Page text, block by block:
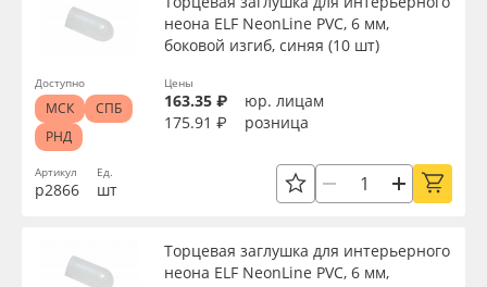
Артикул
р2866
неона ELF NeonLine PVC, 6 мм,
боковой изгиб, синяя (10 шт)
Ед.
шт
Цены
163.35 ₽
юр. лицам
175.91 ₽
розница
Доступно
МСК
СПБ
РНД
Торцевая заглушка для интерьерного
неона ELF NeonLine PVC, 6 мм,